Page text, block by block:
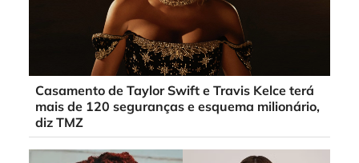
Casamento de Taylor Swift e Travis Kelce terá
mais de 120 seguranças e esquema milionário,
diz TMZ